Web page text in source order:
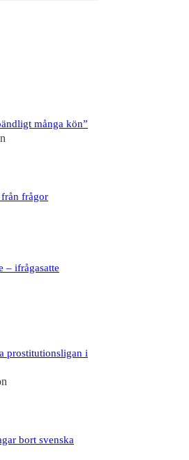
många kön”
frågor
– ifrågasatte
prostitutionsligan i
bort svenska